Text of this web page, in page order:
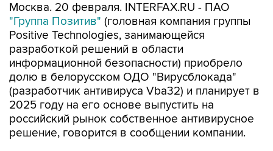
Москва. 20 февраля. INTERFAX.RU - ПАО
"Группа Позитив" (головная компания группы
Positive Technologies, занимающейся
разработкой решений в области
информационной безопасности) приобрело
долю в белорусском ОДО "Вирусблокада"
(разработчик антивируса Vba32) и планирует в
2025 году на его основе выпустить на
российский рынок собственное антивирусное
решение, говорится в сообщении компании.